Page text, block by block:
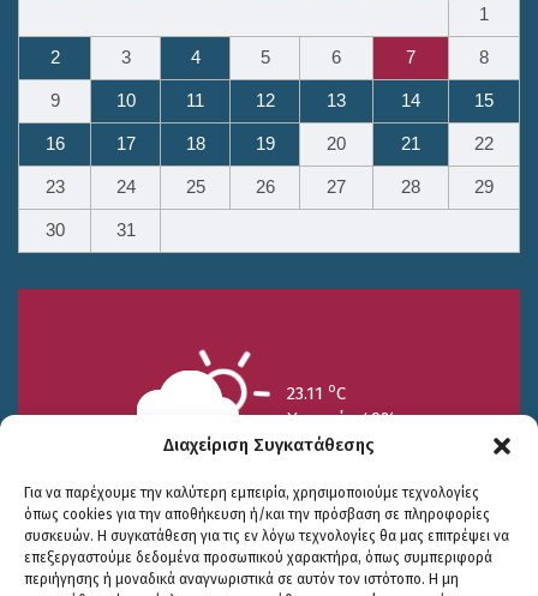
Διαχείριση Συγκατάθεσης
Για να παρέχουμε την καλύτερη εμπειρία, χρησιμοποιούμε τεχνολογίες
όπως cookies για την αποθήκευση ή/και την πρόσβαση σε πληροφορίες
συσκευών. Η συγκατάθεση για τις εν λόγω τεχνολογίες θα μας επιτρέψει να
επεξεργαστούμε δεδομένα προσωπικού χαρακτήρα, όπως συμπεριφορά
περιήγησης ή μοναδικά αναγνωριστικά σε αυτόν τον ιστότοπο. Η μη
1
2 3 4 5 6 7 8
9 10 11 12 13 14 15
16 17 18 19 20 21 22
23 24 25 26 27 28 29
30 31
23.11 oC
Υγρασία 49%
25/7 26/7 27/7